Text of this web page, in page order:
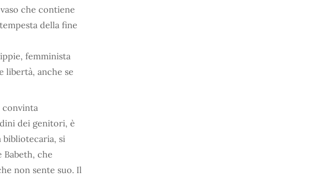
che contiene
della fine
femminista
libertà, anche se
convinta
dei genitori, è
bibliotecaria, si
che
non sente suo. Il